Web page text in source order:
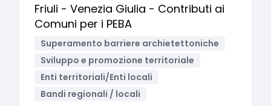
Friuli - Venezia Giulia - Contributi ai
Comuni per i PEBA
Superamento barriere archietettoniche
Sviluppo e promozione territoriale
Enti territoriali/Enti locali
Bandi regionali / locali